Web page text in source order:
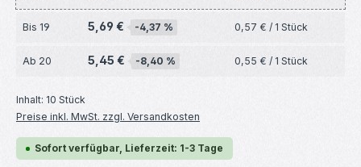
Bis 19 5,69 € -4,37 % 0,57 € / 1 Stück
Ab 20 5,45 € -8,40 % 0,55 € / 1 Stück
Inhalt: 10 Stück
Preise inkl. MwSt. zzgl. Versandkosten
Sofort verfügbar, Lieferzeit: 1-3 Tage